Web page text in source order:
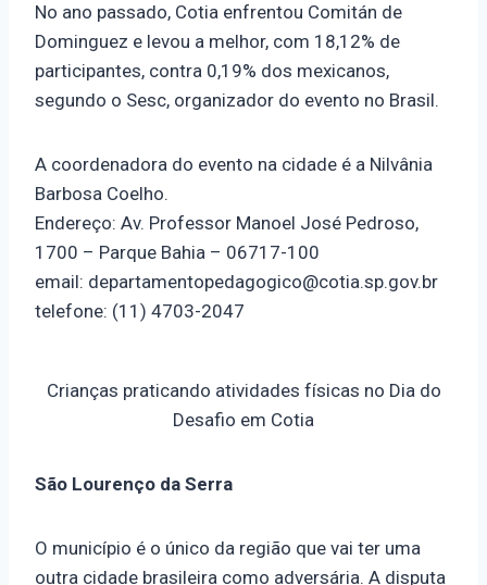
No ano passado, Cotia enfrentou Comitán de
Dominguez e levou a melhor, com 18,12% de
participantes, contra 0,19% dos mexicanos,
segundo o Sesc, organizador do evento no Brasil.
A coordenadora do evento na cidade é a Nilvânia
Barbosa Coelho.
Endereço: Av. Professor Manoel José Pedroso,
1700 – Parque Bahia – 06717-100
email: departamentopedagogico@cotia.sp.gov.br
telefone: (11) 4703-2047
Crianças praticando atividades físicas no Dia do
Desafio em Cotia
São Lourenço da Serra
O município é o único da região que vai ter uma
outra cidade brasileira como adversária. A disputa